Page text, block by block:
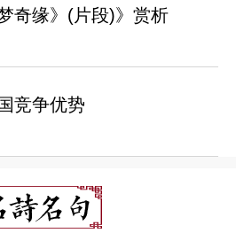
奇缘》(片段)》赏析
竞争优势